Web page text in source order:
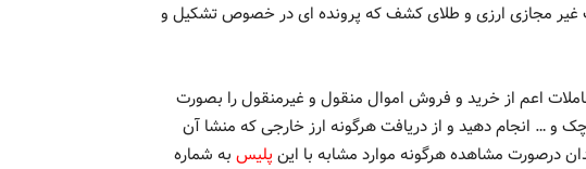
غیر مجازی ارزی و طلای کشف که پرونده ای در خصوص تشکیل و
اعم از خرید و فروش اموال منقول و غیرمنقول را بصورت
و … انجام دهید و از دریافت هرگونه ارز خارجی که منشا آن
مشاهده هرگونه موارد مشابه با این پلیس به شماره